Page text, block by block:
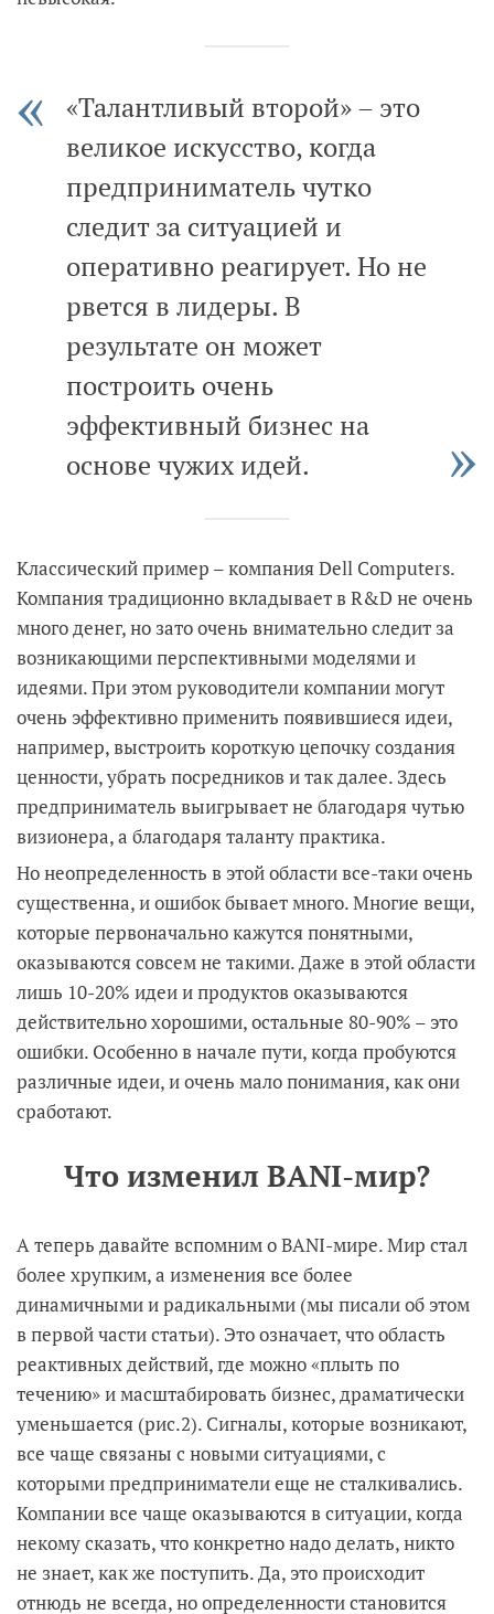
«Талантливый второй» – это
великое искусство, когда
предприниматель чутко
следит за ситуацией и
оперативно реагирует. Но не
рвется в лидеры. В
результате он может
построить очень
эффективный бизнес на
основе чужих идей.
Классический пример – компания Dell Computers.
Компания традиционно вкладывает в R&D не очень
много денег, но зато очень внимательно следит за
возникающими перспективными моделями и
идеями. При этом руководители компании могут
очень эффективно применить появившиеся идеи,
например, выстроить короткую цепочку создания
ценности, убрать посредников и так далее. Здесь
предприниматель выигрывает не благодаря чутью
визионера, а благодаря таланту практика.
Но неопределенность в этой области все-таки очень
существенна, и ошибок бывает много. Многие вещи,
которые первоначально кажутся понятными,
оказываются совсем не такими. Даже в этой области
лишь 10-20% идеи и продуктов оказываются
действительно хорошими, остальные 80-90% – это
ошибки. Особенно в начале пути, когда пробуются
различные идеи, и очень мало понимания, как они
сработают.
Что изменил BANI-мир?
А теперь давайте вспомним о BANI-мире. Мир стал
более хрупким, а изменения все более
динамичными и радикальными (мы писали об этом
в первой части статьи). Это означает, что область
реактивных действий, где можно «плыть по
течению» и масштабировать бизнес, драматически
уменьшается (рис.2). Сигналы, которые возникают,
все чаще связаны с новыми ситуациями, с
которыми предприниматели еще не сталкивались.
Компании все чаще оказываются в ситуации, когда
некому сказать, что конкретно надо делать, никто
не знает, как же поступить. Да, это происходит
отнюдь не всегда, но определенности становится